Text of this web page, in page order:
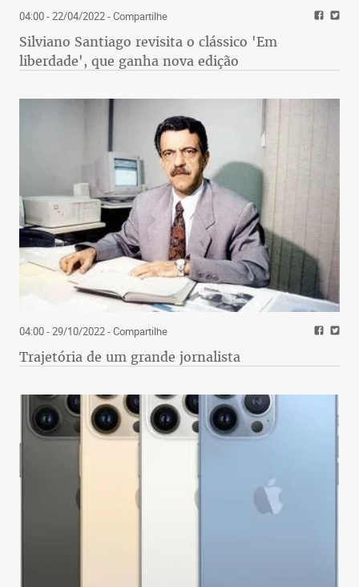
04:00 - 22/04/2022- Compartilhe
Silviano Santiago revisita o clássico 'Em
liberdade', que ganha nova edição
04:00 - 29/10/2022- Compartilhe
Trajetória de um grande jornalista